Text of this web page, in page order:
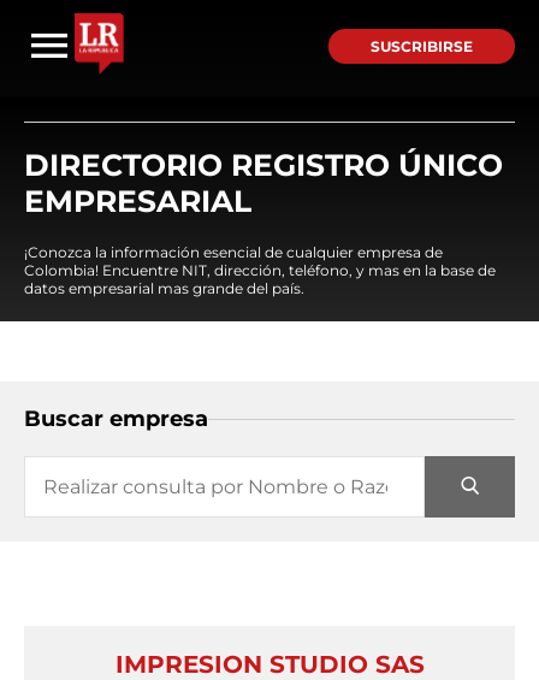
SUSCRIBIRSE
DIRECTORIO REGISTRO ÚNICO
EMPRESARIAL
¡Conozca la información esencial de cualquier empresa de
Colombia! Encuentre NIT, dirección, teléfono, y mas en la base de
datos empresarial mas grande del país.
Buscar empresa
IMPRESION STUDIO SAS